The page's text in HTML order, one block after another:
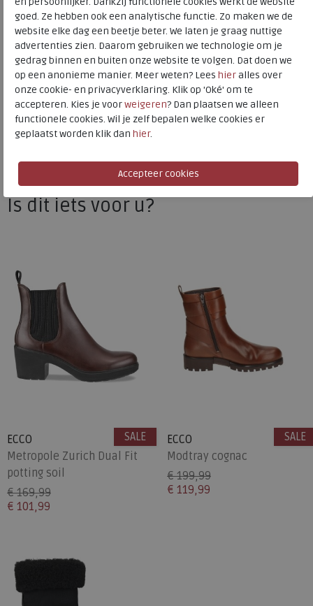
ECCO
Toon alles vanECCO
Naar allelaarzen
Uitneembaar voetbed
ja
Is dit iets voor u?
ECCO
Metropole Zurich Dual Fit
potting soil
€ 169,99
€ 101,99
SALE
ECCO
Modtray cognac
€ 199,99
€ 119,99
SALE
goed. Ze hebben ook een analytische functie. Zo maken we de
website elke dag een beetje beter. We laten je graag nuttige
advertenties zien. Daarom gebruiken we technologie om je
gedrag binnen en buiten onze website te volgen. Dat doen we
op een anonieme manier. Meer weten? Lees hieralles over
onze cookie- en privacyverklaring. Klik op 'Oké' om te
accepteren. Kies je voorweigeren? Dan plaatsen we alleen
functionele cookies. Wil je zelf bepalen welke cookies er
geplaatst worden klik dan hier.